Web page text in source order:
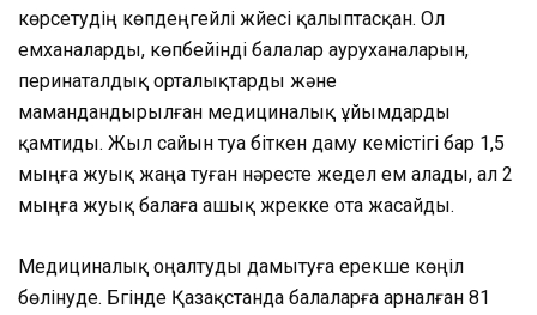
көрсетудің көпдеңгейлі жүйесі қалыптасқан. Ол
емханаларды, көпбейінді балалар ауруханаларын,
перинаталдық орталықтарды және
мамандандырылған медициналық ұйымдарды
қамтиды. Жыл сайын туа біткен даму кемістігі бар 1,5
мыңға жуық жаңа туған нәресте жедел ем алады, ал 2
мыңға жуық балаға ашық жүрекке ота жасайды.
Медициналық оңалтуды дамытуға ерекше көңіл
бөлінуде. Бүгінде Қазақстанда балаларға арналған 81